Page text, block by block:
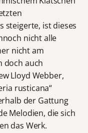
steigerte, ist dieses
nicht alle
nicht am
doch auch
Lloyd Webber,
rusticana“
der Gattung
Melodien, die sich
das Werk.